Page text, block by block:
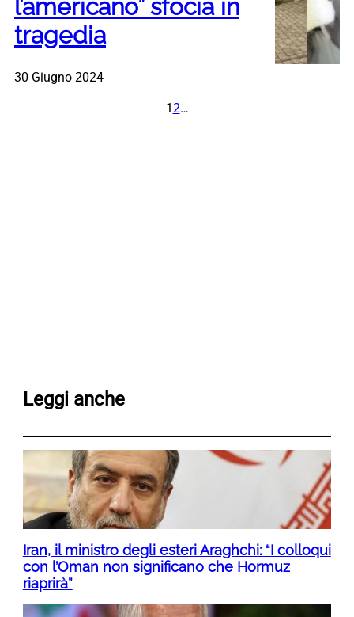
l’americano” sfocia in
tragedia
30 Giugno 2024
12…
Leggi anche
Iran, il ministro degli esteri Araghchi: “I colloqui
con l’Oman non significano che Hormuz
riaprirà”